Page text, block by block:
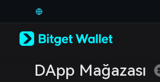
Tiếng Việt
Русский
Español (Latinoamérica)
DApp Mağazası